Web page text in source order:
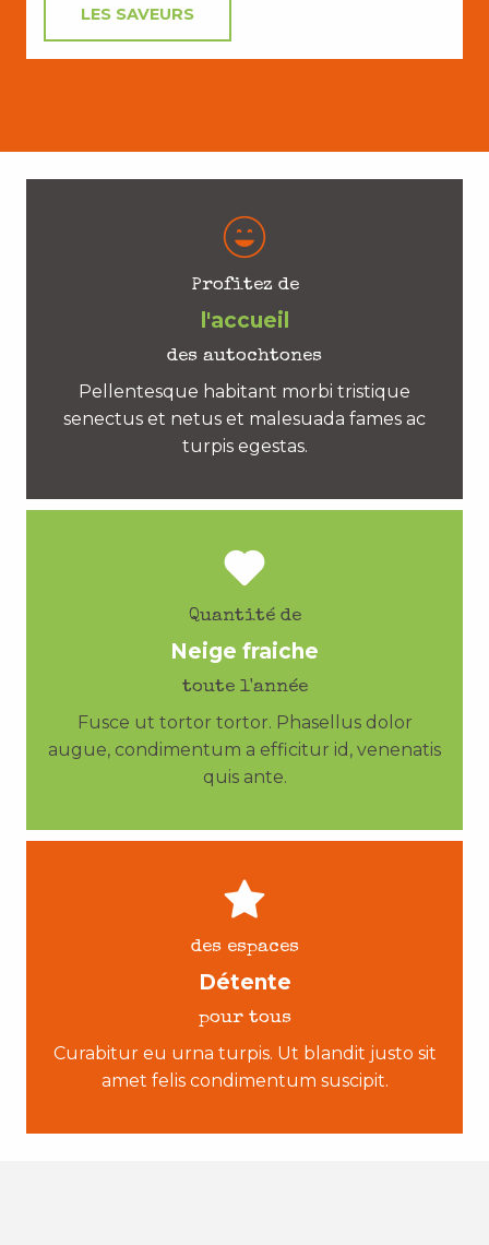
LES SAVEURS
Profitez de
l'accueil
des autochtones
Pellentesque habitant morbi tristique
senectus et netus et malesuada fames ac
turpis egestas.
Quantité de
Neige fraiche
toute l'année
Fusce ut tortor tortor. Phasellus dolor
augue, condimentum a efficitur id, venenatis
quis ante.
des espaces
Détente
pour tous
Curabitur eu urna turpis. Ut blandit justo sit
amet felis condimentum suscipit.